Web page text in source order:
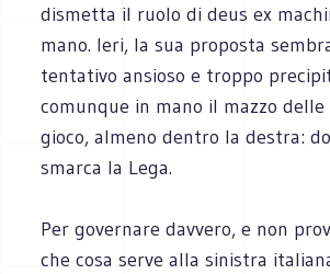
dismetta il ruolo di deus ex
mano. Ieri, la sua proposta
tentativo ansioso e troppo
comunque in mano il mazzo
gioco, almeno dentro la destra:
smarca la Lega.
Per governare davvero, e non
che cosa serve alla sinistra